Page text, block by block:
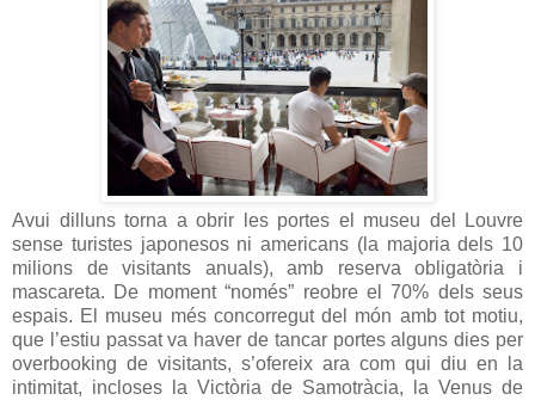
Avui dilluns torna a obrir les portes el museu del Louvre
sense turistes japonesos ni americans (la majoria dels 10
milions de visitants anuals), amb reserva obligatòria i
mascareta. De moment “només” reobre el 70% dels seus
espais. El museu més concorregut del món amb tot motiu,
que l’estiu passat va haver de tancar portes alguns dies per
overbooking de visitants, s’ofereix ara com qui diu en la
intimitat, incloses la Victòria de Samotràcia, la Venus de